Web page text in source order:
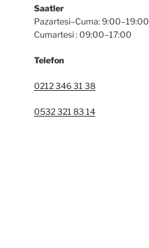
Saatler
Pazartesi–Cuma: 9:00–19:00
Cumartesi : 09:00–17:00
Telefon
0212 346 31 38
0532 321 83 14